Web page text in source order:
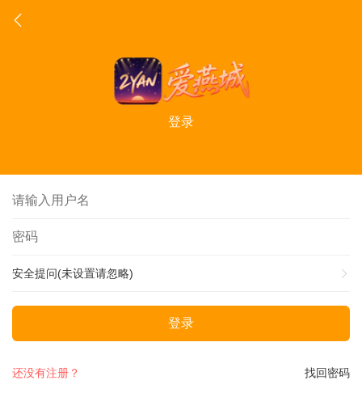
登录
安全提问(未设置请忽略)
登录
找回密码
还没有注册？